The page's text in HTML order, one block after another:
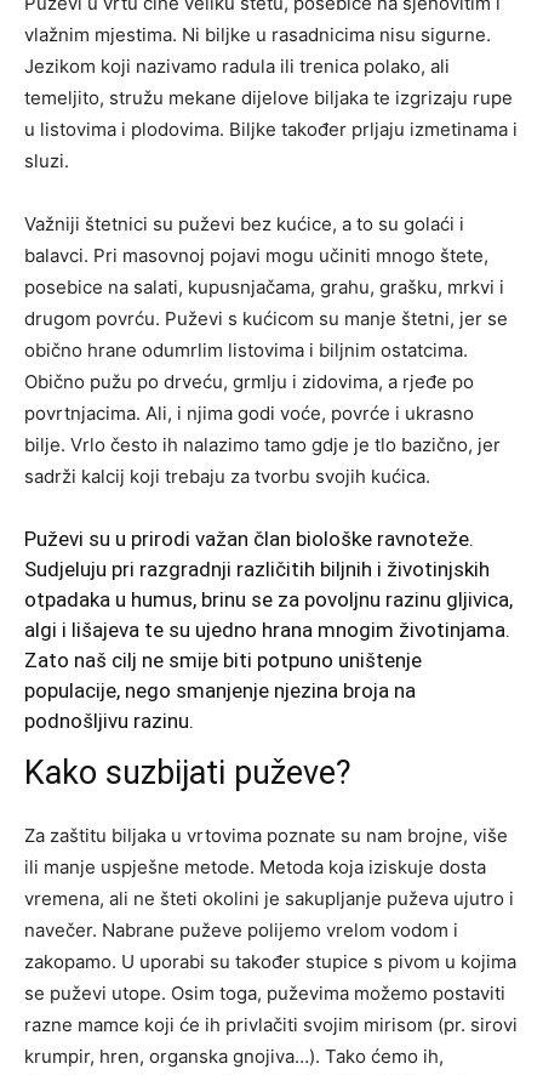
vlažnim mjestima. Ni biljke u rasadnicima nisu sigurne.
Jezikom koji nazivamo radula ili trenica polako, ali
temeljito, stružu mekane dijelove biljaka te izgrizaju rupe
u listovima i plodovima. Biljke također prljaju izmetinama i
sluzi.
Važniji štetnici su puževi bez kućice, a to su golaći i
balavci. Pri masovnoj pojavi mogu učiniti mnogo štete,
posebice na salati, kupusnjačama, grahu, grašku, mrkvi i
drugom povrću. Puževi s kućicom su manje štetni, jer se
obično hrane odumrlim listovima i biljnim ostatcima.
Obično pužu po drveću, grmlju i zidovima, a rjeđe po
povrtnjacima. Ali, i njima godi voće, povrće i ukrasno
bilje. Vrlo često ih nalazimo tamo gdje je tlo bazično, jer
sadrži kalcij koji trebaju za tvorbu svojih kućica.
Puževi su u prirodi važan član biološke ravnoteže.
Sudjeluju pri razgradnji različitih biljnih i životinjskih
otpadaka u humus, brinu se za povoljnu razinu gljivica,
algi i lišajeva te su ujedno hrana mnogim životinjama.
Zato naš cilj ne smije biti potpuno uništenje
populacije, nego smanjenje njezina broja na
podnošljivu razinu.
Kako suzbijati puževe?
Za zaštitu biljaka u vrtovima poznate su nam brojne, više
ili manje uspješne metode. Metoda koja iziskuje dosta
vremena, ali ne šteti okolini je sakupljanje puževa ujutro i
navečer. Nabrane puževe polijemo vrelom vodom i
zakopamo. U uporabi su također stupice s pivom u kojima
se puževi utope. Osim toga, puževima možemo postaviti
razne mamce koji će ih privlačiti svojim mirisom (pr. sirovi
krumpir, hren, organska gnojiva…). Tako ćemo ih,